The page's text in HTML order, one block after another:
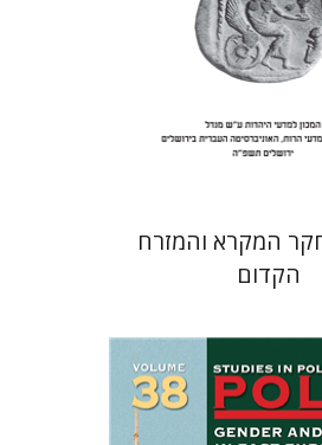
$46
$41
המקרא והמזרח
הקדום